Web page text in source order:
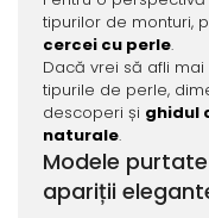
tipurilor de monturi,
cercei cu perle.
Dacă vrei să afli
tipurile de perle,
descoperi și ghidul
naturale.
Modele
apariții